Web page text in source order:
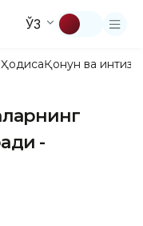
ЎЗ
ҲодисаҚонун ва
-